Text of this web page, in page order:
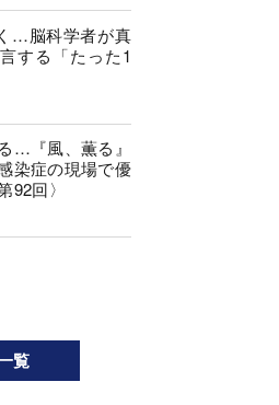
…脳科学者が真
する「たった1
…『風、薫る』
染症の現場で優
92回〉
覧